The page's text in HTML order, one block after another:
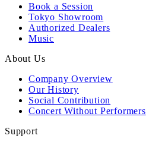
Book a Session
Tokyo Showroom
Authorized Dealers
Music
About Us
Company Overview
Our History
Social Contribution
Concert Without Performers
Support